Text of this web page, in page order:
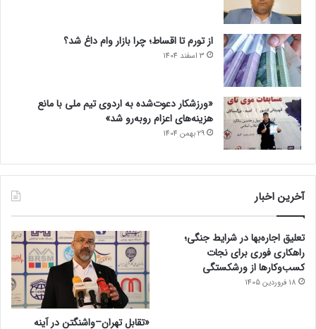
از تورم تا اقساط؛ چرا بازار وام داغ شد؟
3 اسفند 1404
«ورزشکار دعوت‌شده به اردوی تیم ملی با مانع
هزینه‌های اعزام روبه‌رو شد»
29 بهمن 1404
آخرین اخبار
تعلیق اجاره‌بها در شرایط جنگی؛
راهکاری فوری برای نجات
کسب‌وکارها از ورشکستگی
18 فروردین 1405
«تقابل تهران–واشنگتن در آینه